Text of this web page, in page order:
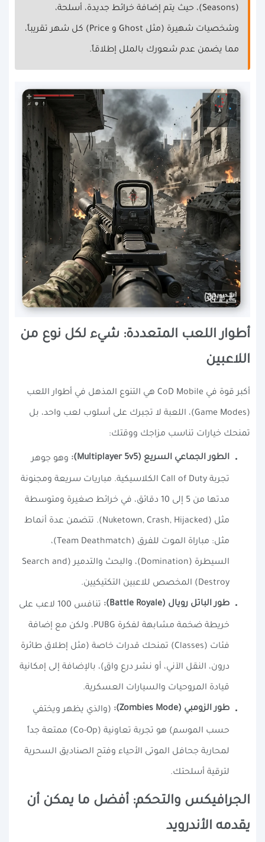
(Seasons)، حيث يتم إضافة خرائط جديدة، أسلحة،
وشخصيات شهيرة (مثل Ghost و Price) كل شهر تقريباً،
مما يضمن عدم شعورك بالملل إطلاقاً.
أطوار اللعب المتعددة: شيء لكل نوع من
اللاعبين
أكبر قوة في CoD Mobile هي التنوع المذهل في أطوار اللعب
(Game Modes)، اللعبة لا تجبرك على أسلوب لعب واحد، بل
تمنحك خيارات تناسب مزاجك ووقتك:
الطور الجماعي السريع (Multiplayer 5v5): وهو جوهر
تجربة Call of Duty الكلاسيكية. مباريات سريعة ومجنونة
مدتها من 5 إلى 10 دقائق، في خرائط صغيرة ومتوسطة
مثل (Nuketown, Crash, Hijacked). تتضمن عدة أنماط
مثل: مباراة الموت للفرق (Team Deathmatch)،
السيطرة (Domination)، والبحث والتدمير (Search and
Destroy) المخصص للاعبين التكتيكيين.
طور الباتل رويال (Battle Royale): تنافس 100 لاعب على
خريطة ضخمة مشابهة لفكرة PUBG، ولكن مع إضافة
فئات (Classes) تمنحك قدرات خاصة (مثل إطلاق طائرة
درون، النقل الآني، أو نشر درع واقٍ)، بالإضافة إلى إمكانية
قيادة المروحيات والسيارات العسكرية.
طور الزومبي (Zombies Mode): (والذي يظهر ويختفي
حسب الموسم) هو تجربة تعاونية (Co-Op) ممتعة جداً
لمحاربة جحافل الموتى الأحياء وفتح الصناديق السحرية
لترقية أسلحتك.
الجرافيكس والتحكم: أفضل ما يمكن أن
يقدمه الأندرويد